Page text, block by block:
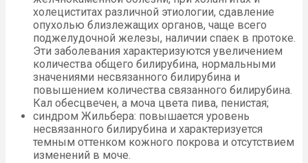
холециститах различной этиологии, сдавление
опухолью близлежащих органов, чаще всего
поджелудочной железы, наличии спаек в протоке.
Эти заболевания характеризуются увеличением
количества общего билирубина, нормальными
значениями несвязанного билирубина и
повышением количества связанного билирубина.
Кал обесцвечен, а моча цвета пива, пенистая;
синдром Жильбера: повышается уровень
несвязанного билирубина и характеризуется
темным оттенком кожного покрова и отсутствием
изменений в моче.